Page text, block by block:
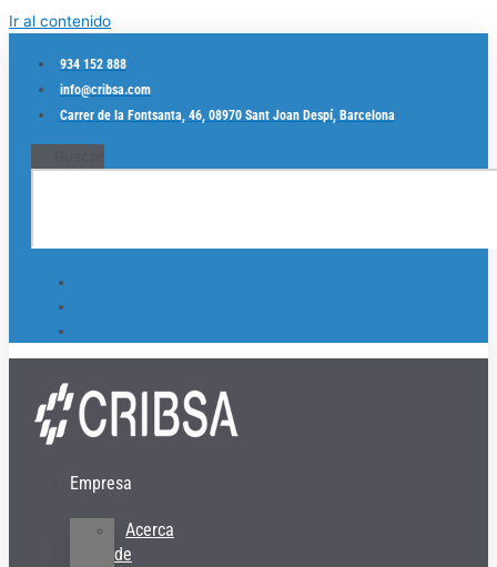
Ir al contenido
934 152 888
info@cribsa.com
Carrer de la Fontsanta, 46, 08970 Sant Joan Despí, Barcelona
Empresa
Acerca
de